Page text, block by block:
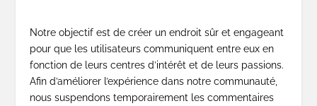
Notre objectif est de créer un endroit sûr et engageant
pour que les utilisateurs communiquent entre eux en
fonction de leurs centres d’intérêt et de leurs passions.
Afin d’améliorer l’expérience dans notre communauté,
nous suspendons temporairement les commentaires